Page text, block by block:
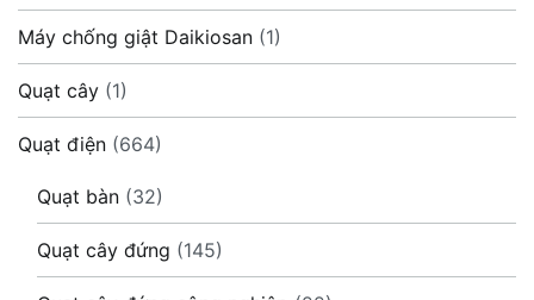
Máy chống giật Daikiosan (1)
Quạt cây (1)
Quạt điện (664)
Quạt bàn (32)
Quạt cây đứng (145)